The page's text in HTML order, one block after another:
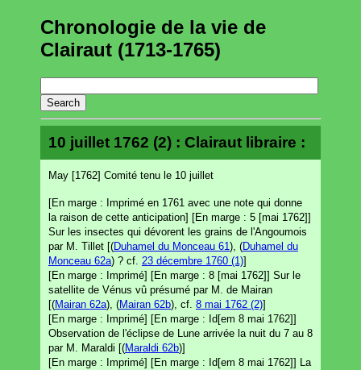
Chronologie de la vie de
Clairaut (1713-1765)
10 juillet 1762 (2) : Clairaut libraire :
May [1762] Comité tenu le 10 juillet
[En marge : Imprimé en 1761 avec une note qui donne
la raison de cette anticipation] [En marge : 5 [mai 1762]]
Sur les insectes qui dévorent les grains de l'Angoumois
par M. Tillet [(Duhamel du Monceau 61 ), (Duhamel du
Monceau 62a) ? cf. 23 décembre 1760 (1)]
[En marge : Imprimé] [En marge : 8 [mai 1762]] Sur le
satellite de Vénus vû présumé par M. de Mairan
[(Mairan 62a), (Mairan 62b), cf. 8 mai 1762 (2)]
[En marge : Imprimé] [En marge : Id[em 8 mai 1762]]
Observation de l'éclipse de Lune arrivée la nuit du 7 au 8
par M. Maraldi [(Maraldi 62b)]
[En marge : Imprimé] [En marge : Id[em 8 mai 1762]] La